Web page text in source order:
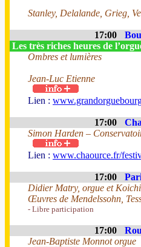
Stanley, Delalande, Grieg,
17:00
Les très riches heures de
Ombres et lumières
Jean-Luc Etienne
Lien :
17:00
Simon Harden –
Lien : www.chaource.fr/
17:00
Didier Matry, orgue et
Œuvres de Mendelssohn,
- Libre participation
17:00
Jean-Baptiste Monnot orgue